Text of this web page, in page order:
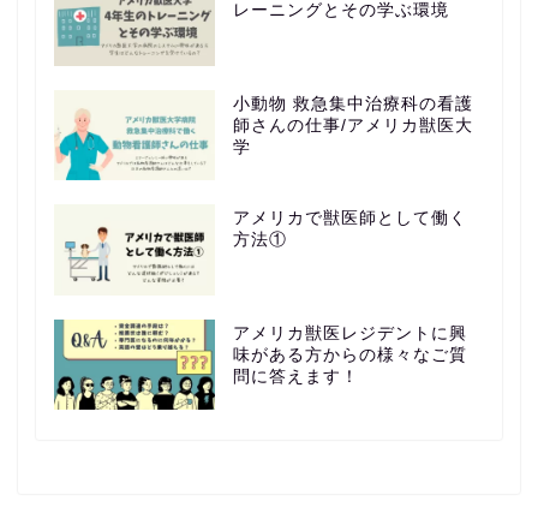
レーニングとその学ぶ環境
小動物 救急集中治療科の看護
師さんの仕事/アメリカ獣医大
学
アメリカで獣医師として働く
方法①
アメリカ獣医レジデントに興
味がある方からの様々なご質
問に答えます！